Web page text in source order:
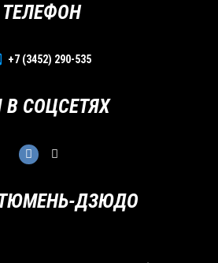
ДЗЮДО
ТЕЛЕФОН
+7 (3452) 290-535
СОЦСЕТЯХ